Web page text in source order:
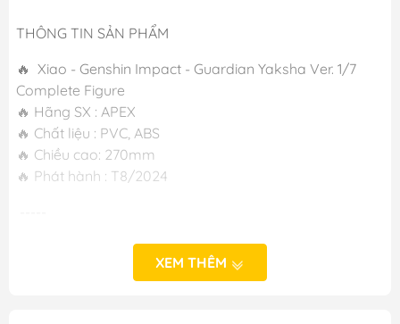
THÔNG TIN SẢN PHẨM
🔥 Xiao - Genshin Impact - Guardian Yaksha Ver. 1/7
Complete Figure
🔥 Hãng SX : APEX
🔥 Chất liệu : PVC, ABS
🔥 Chiều cao: 270mm
🔥 Phát hành : T8/2024
XEM THÊM